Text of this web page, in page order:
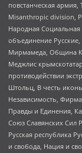
повстанческая
Misanthropic division,
Народная Социальная
объединение
Мирмамеда, Община
Меджлис
противодействии
Штольц, В честь
Независимость,
Правды и Единения,
Союз Славянских Сил
Русская республика
и свобода, Нация и